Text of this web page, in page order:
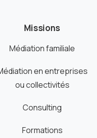
Missions
Médiation familiale
en entreprises
ou collectivités
Consulting
Formations